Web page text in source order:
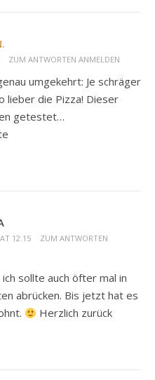
ZUM ANTWORTEN ANMELDEN
umgekehrt: Je schräger
lieber die Pizza! Dieser
getestet…
12:15
ZUM ANTWORTEN
ich sollte auch öfter mal in
abrücken. Bis jetzt hat es
Herzlich zurück